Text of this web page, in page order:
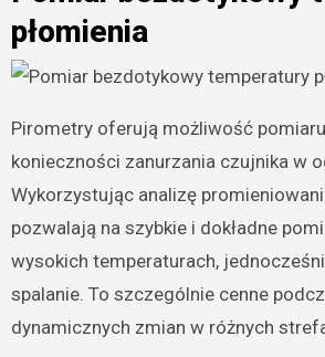
płomienia
Pirometry oferują możliwość
konieczności zanurzania czujnika w
Wykorzystując analizę
pozwalają na szybkie i dokładne
wysokich temperaturach,
spalanie. To szczególnie cenne
dynamicznych zmian w różnych